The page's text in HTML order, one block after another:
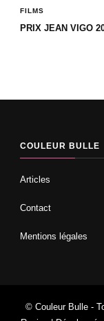
FILMS
PRIX JEAN VIGO
COULEUR BULLE
Articles
Contact
Mentions légales
© Couleur Bulle -